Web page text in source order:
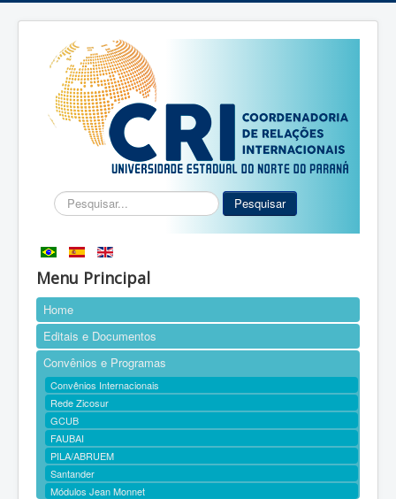
Pesquisar... Pesquisar
Menu Principal
Home
Editais e Documentos
Convênios e Programas
Convênios Internacionais
Rede Zicosur
GCUB
FAUBAI
PILA/ABRUEM
Santander
Módulos Jean Monnet